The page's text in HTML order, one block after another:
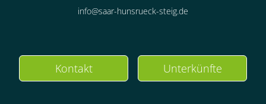
info@saar-hunsrueck-steig.de
Kontakt Unterkünfte